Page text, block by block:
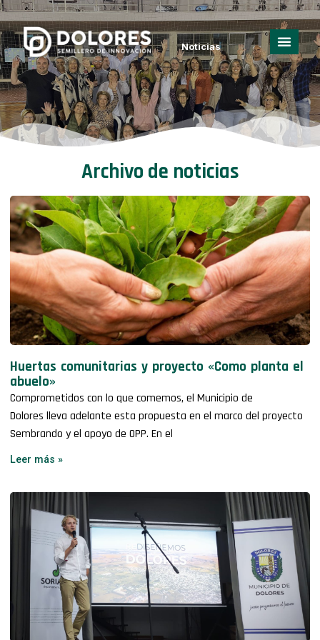
Noticias
Archivo de noticias
Huertas comunitarias y proyecto «Como planta el
abuelo»
Comprometidos con lo que comemos, el Municipio de
Dolores lleva adelante esta propuesta en el marco del proyecto
Sembrando y el apoyo de OPP. En el
Leer más »